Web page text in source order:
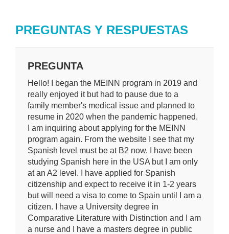
PREGUNTAS Y RESPUESTAS
PREGUNTA
Hello! I began the MEINN program in 2019 and
really enjoyed it but had to pause due to a
family member's medical issue and planned to
resume in 2020 when the pandemic happened.
I am inquiring about applying for the MEINN
program again. From the website I see that my
Spanish level must be at B2 now. I have been
studying Spanish here in the USA but I am only
at an A2 level. I have applied for Spanish
citizenship and expect to receive it in 1-2 years
but will need a visa to come to Spain until I am a
citizen. I have a University degree in
Comparative Literature with Distinction and I am
a nurse and I have a masters degree in public